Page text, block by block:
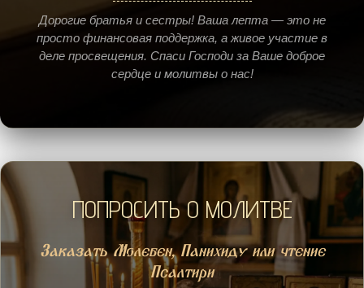
Дорогие братья и сестры! Ваша лепта — это не
просто финансовая поддержка, а живое участие в
деле просвещения. Спаси Господи за Ваше доброе
сердце и молитвы о нас!
ПОПРОСИТЬ О МОЛИТВЕ
Заказать Молебен, Панихиду или чтение
Псалтири